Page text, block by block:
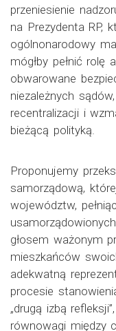
przeniesienie
na Prezydenta RP,
ogólnonarodowy
mógłby pełnić rolę
obwarowane
niezależnych
recentralizacji i
bieżącą polityką.
Proponujemy
samorządową,
województw,
głosem ważonym
mieszkańców
adekwatną
procesie
„drugą izbą
równowagi między